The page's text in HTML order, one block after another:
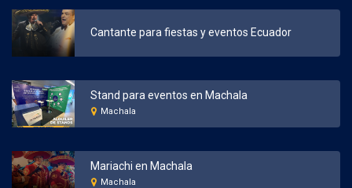
Cantante para fiestas y eventos Ecuador
Stand para eventos en Machala
Machala
Mariachi en Machala
Machala